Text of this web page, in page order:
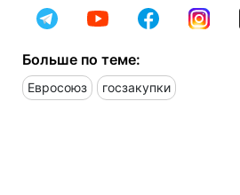
Больше по теме:
Евросоюз госзакупки